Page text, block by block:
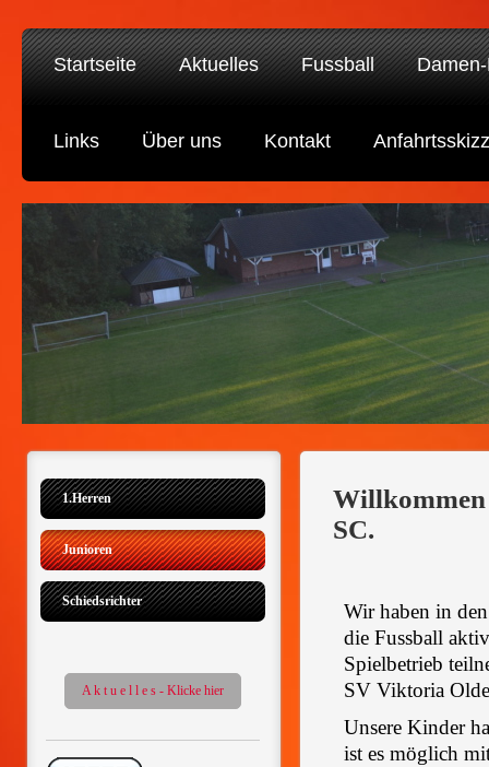
Startseite Aktuelles Fussball
Links Über uns Kontakt
1.Herren
Junioren
Schiedsrichter
A k t u e l l e s - Klicke hier
Willkommen
SC.
Wir haben in
die Fussball
Spielbetrieb
SV Viktoria
Unsere Kinder
ist es möglich